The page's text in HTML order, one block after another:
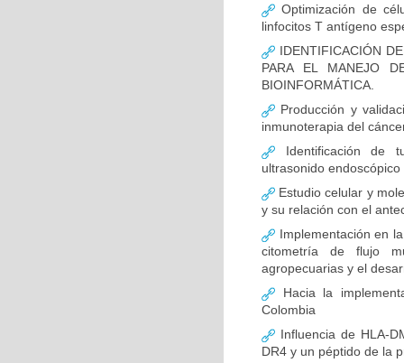
Optimización de
linfocitos T antígeno
IDENTIFICACIÓN
PARA EL MANEJO
BIOINFORMÁTICA.
Producción y
inmunoterapia del
Identificación de
ultrasonido endoscópico
Estudio celular y
y su relación con el
Implementación en
citometría de flujo
agropecuarias y el
Hacia la
Colombia
Influencia de HLA-
DR4 y un péptido de la